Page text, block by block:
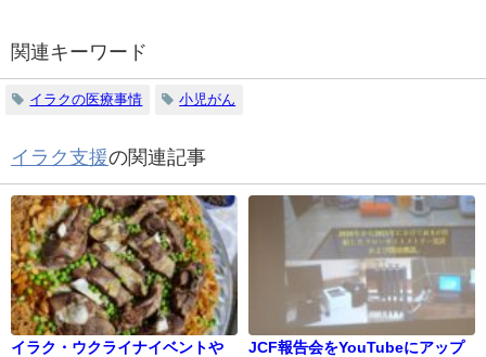
関連キーワード
イラクの医療事情 小児がん
イラク支援の関連記事
イラク・ウクライナイベントや
JCF報告会をYouTubeにアップ